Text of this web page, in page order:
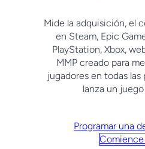
Mide la adquisición, el
en Steam, Epic
PlayStation, Xbox,
MMP creado para
jugadores en todas
lanza un
Programar una